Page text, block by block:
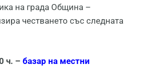
на града Община –
честването със следната
ч. – базар на местни